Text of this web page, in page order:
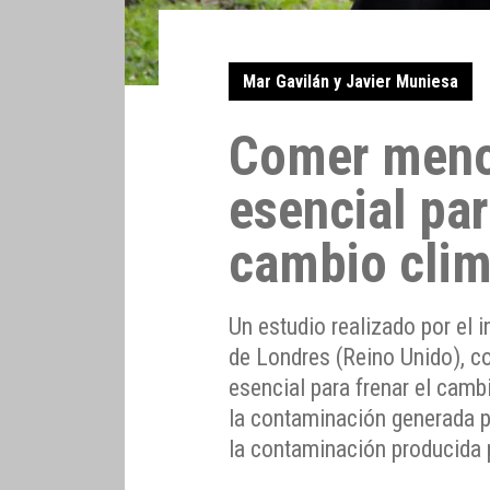
Mar Gavilán y Javier Muniesa
Comer
esencial
cambio
Un estudio realizado por el
de Londres (Reino Unido),
esencial para frenar el
la contaminación generada
la contaminación